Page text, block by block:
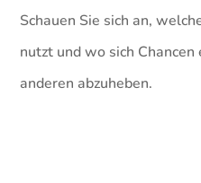
Schauen Sie sich an,
nutzt und wo sich Chancen
anderen abzuheben.